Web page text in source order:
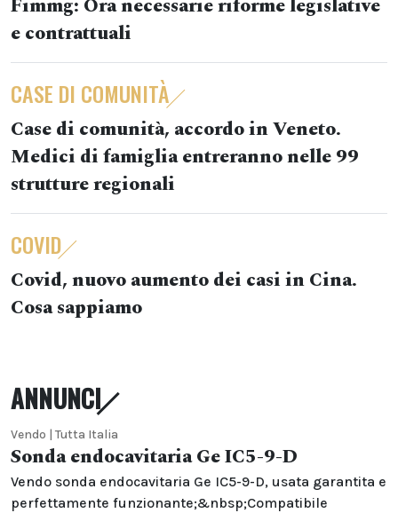
Fimmg: Ora necessarie riforme legislative
e contrattuali
CASE DI COMUNITÀ
Case di comunità, accordo in Veneto.
Medici di famiglia entreranno nelle 99
strutture regionali
COVID
Covid, nuovo aumento dei casi in Cina.
Cosa sappiamo
ANNUNCI
Vendo | Tutta Italia
Sonda endocavitaria Ge IC5-9-D
Vendo sonda endocavitaria Ge IC5-9-D, usata garantita e
perfettamente funzionante;&nbsp;Compatibile